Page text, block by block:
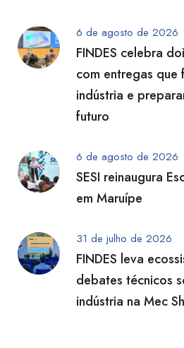
6 de agosto de 2026
FINDES celebra
com entregas que
indústria e
futuro
6 de agosto de 2026
SESI reinaugura
em Maruípe
31 de julho de 2026
FINDES leva
debates técnicos
indústria na Mec